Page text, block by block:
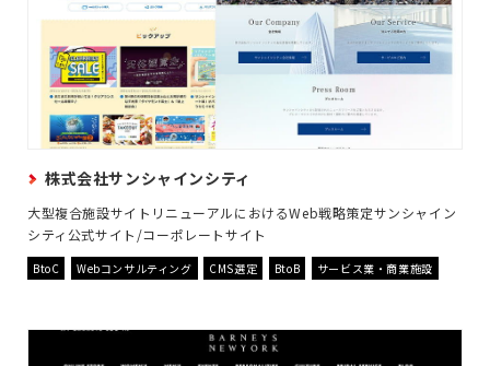
株式会社サンシャインシティ
大型複合施設サイトリニューアルにおけるWeb戦略策定サンシャイン
シティ公式サイト/コーポレートサイト
BtoC Webコンサルティング CMS選定 BtoB サービス業・商業施設